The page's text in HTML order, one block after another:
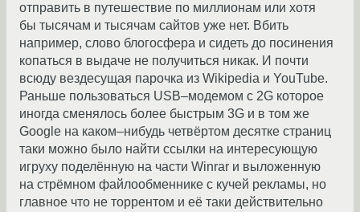
отправить в путешествие по миллионам или хотя
бы тысячам и тысячам сайтов уже нет. Вбить
например, слово блогосфера и сидеть до посинения
копаться в выдаче не получиться никак. И почти
всюду вездесущая парочка из Wikipedia и YouTube.
Раньше пользоваться USB–модемом с 2G которое
иногда сменялось более быстрым 3G и в том же
Google на каком–нибудь четвёртом десятке страниц
таки можно было найти ссылки на интересующую
игруху поделённую на части Winrar и выложенную
на стрёмном файлообменнике с кучей рекламы, но
главное что не торрентом и её таки действительно